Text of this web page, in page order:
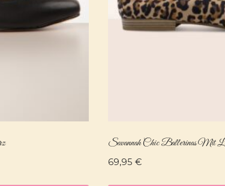
Savannah Chic Ballerinas Mit
69,95€